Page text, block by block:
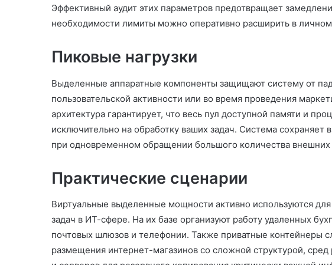
Эффективный аудит этих параметров предотвращает
необходимости лимиты можно оперативно расширить в
Пиковые нагрузки
Выделенные аппаратные компоненты защищают систему от
пользовательской активности или во время проведения
архитектура гарантирует, что весь пул доступной памяти и
исключительно на обработку ваших задач. Система сохраняет
при одновременном обращении большого количества внешних
Практические сценарии
Виртуальные выделенные мощности активно используются
задач в ИТ-сфере. На их базе организуют работу удаленных
почтовых шлюзов и телефонии. Также приватные контейнеры
размещения интернет-магазинов со сложной структурой,